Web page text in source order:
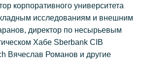
корпоративного университета
исследованиям и внешним
директор по несырьевым
Хабе Sberbank CIB
Вячеслав Романов и другие